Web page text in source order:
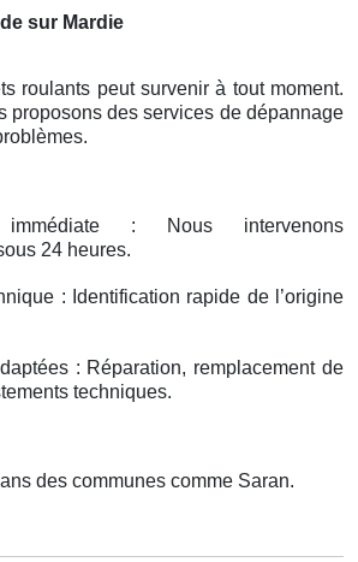
sur Mardie
roulants peut survenir à tout moment.
proposons des services de dépannage
immédiate : Nous intervenons
24 heures.
: Identification rapide de l’origine
: Réparation, remplacement de
techniques.
des communes comme Saran.